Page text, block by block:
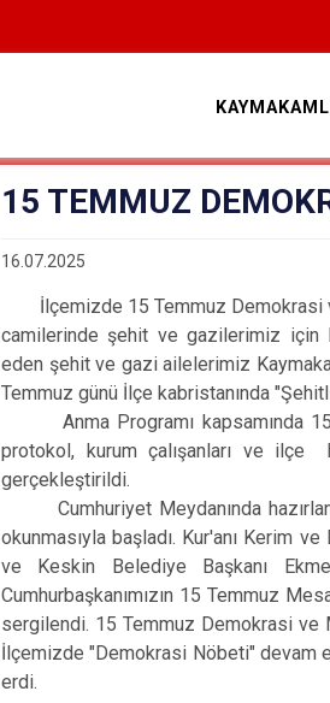
15 TEMMUZ
16.07.2025
İlçemizde 15 Temmuz Demokrasi
camilerinde şehit ve gazilerimiz için
eden şehit ve gazi ailelerimiz
Temmuz günü İlçe kabristanında
Anma Programı kapsamında 15
protokol, kurum çalışanları ve ilçe
gerçekleştirildi.
Cumhuriyet Meydanında
okunmasıyla başladı. Kur'anı Kerim
ve Keskin Belediye Başkanı
Cumhurbaşkanımızın 15 Temmuz
sergilendi. 15 Temmuz Demokrasi
İlçemizde "Demokrasi Nöbeti" devam
erdi.